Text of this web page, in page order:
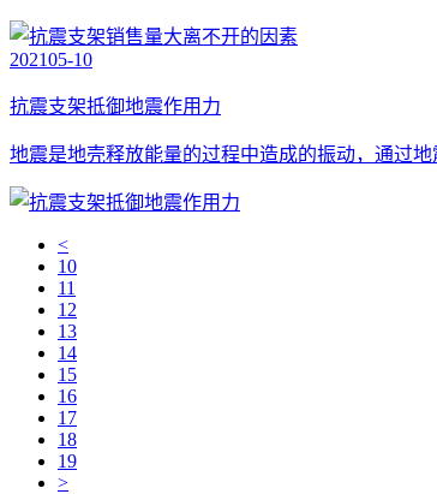
202105-10
抗震支架抵御地震作用力
地震是地壳释放能量的过程中造成的振动，通过
<
10
11
12
13
14
15
16
17
18
19
>